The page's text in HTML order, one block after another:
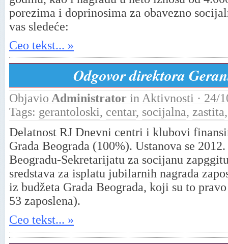
porezima i doprinosima za obavezno
vas sledeće:
Ceo tekst... »
Odgovor direktora
Objavio Administrator in Aktivnosti · 24/
Tags: gerantoloski, centar, socijalna, zastita
Delatnost RJ Dnevni centri i klubovi
Grada Beograda (100%). Ustanova se
Beogradu-Sekretarijatu za socijanu
sredstava za isplatu jubilarnih nagrada
iz budžeta Grada Beograda, koji su to
53 zaposlena).
Ceo tekst... »